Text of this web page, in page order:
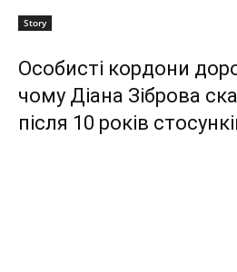
Story
Особисті кордони
чому Діана Зіброва
після 10 років